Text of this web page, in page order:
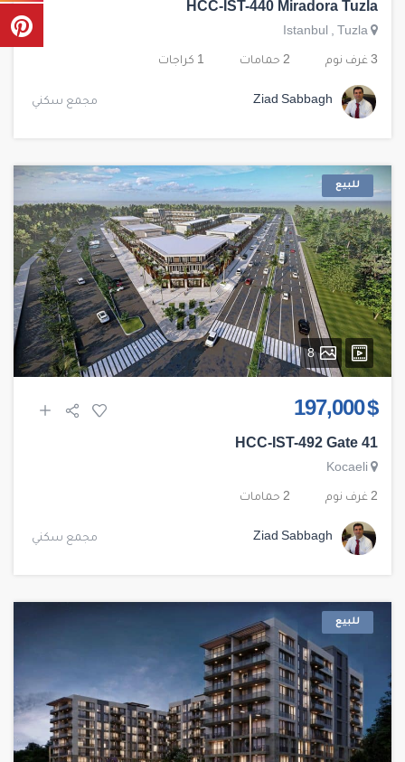
HCC-IST-440 Miradora Tuzla
Istanbul , Tuzla
3 غرف نوم 2 حمامات 1 كراجات
Ziad Sabbagh مجمع سكني
للبيع
8
$ 197,000
HCC-IST-492 Gate 41
Kocaeli
2 غرف نوم 2 حمامات
Ziad Sabbagh مجمع سكني
للبيع